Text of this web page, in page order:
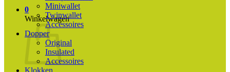
0
Winkelwagen
Miniwallet
Twinwallet
Accessoires
Dopper
Original
Insulated
Accessoires
Klokken